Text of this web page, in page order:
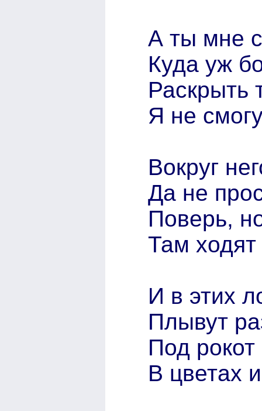
А ты мне
Куда уж
Раскрыть
Я не
Вокруг
Да не
Поверь,
Там
И в этих
Плывут
Под
В цветах